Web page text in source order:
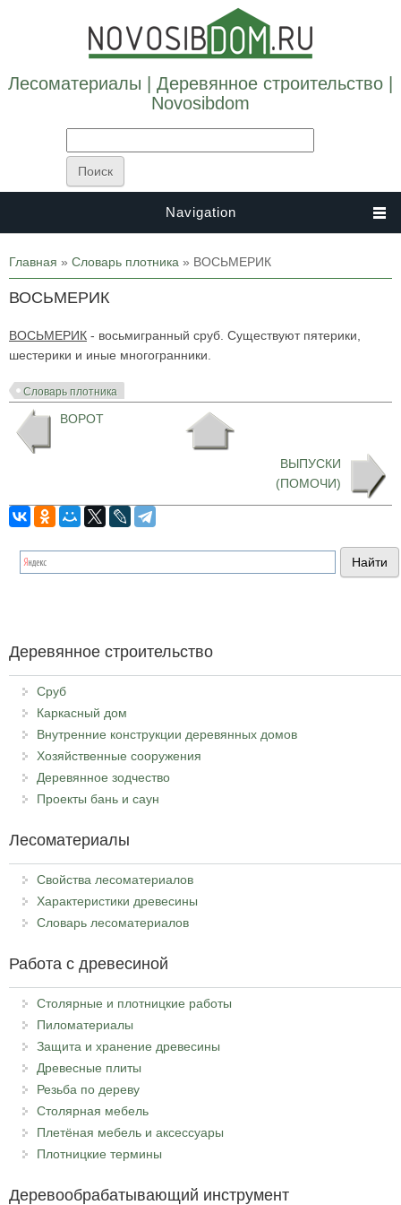
Лесоматериалы | Деревянное строительство |
Novosibdom
Navigation
Вы здесь
Главная » Словарь плотника » ВОСЬМЕРИК
ВОСЬМЕРИК
ВОСЬМЕРИК - восьмигранный сруб. Существуют пятерики,
шестерики и иные многогранники.
Словарь плотника
ВОРОТ
ВЫПУСКИ
(ПОМОЧИ)
Деревянное строительство
Сруб
Каркасный дом
Внутренние конструкции деревянных домов
Хозяйственные сооружения
Деревянное зодчество
Проекты бань и саун
Лесоматериалы
Свойства лесоматериалов
Характеристики древесины
Словарь лесоматериалов
Работа с древесиной
Столярные и плотницкие работы
Пиломатериалы
Защита и хранение древесины
Древесные плиты
Резьба по дереву
Столярная мебель
Плетёная мебель и аксессуары
Плотницкие термины
Деревообрабатывающий инструмент